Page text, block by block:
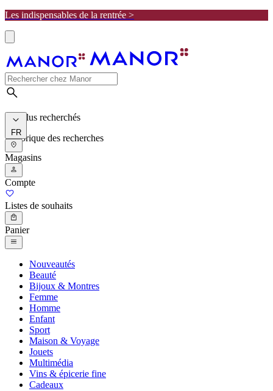
Les indispensables de la rentrée >
Les plus recherchés
Historique des recherches
FR
Magasins
Compte
Listes de souhaits
Panier
Nouveautés
Beauté
Bijoux & Montres
Femme
Homme
Enfant
Sport
Maison & Voyage
Jouets
Multimédia
Vins & épicerie fine
Cadeaux